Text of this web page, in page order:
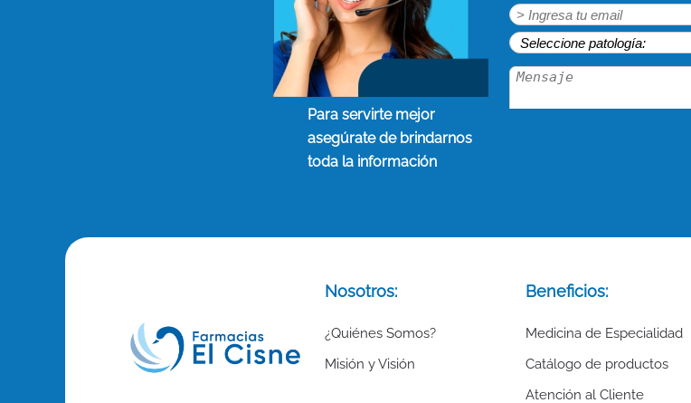
Para servirte mejor
asegúrate de brindarnos
toda la información
Nosotros:
¿Quiénes Somos?
Misión y Visión
Beneficios:
Medicina de Especialidad
Catálogo de productos
Atención al Cliente